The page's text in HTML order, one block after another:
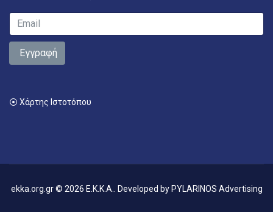
Εγγραφή
⦿ Χάρτης Ιστοτόπου
ekka.org.gr © 2026 E.K.K.A.. Developed by PYLARINOS Advertising